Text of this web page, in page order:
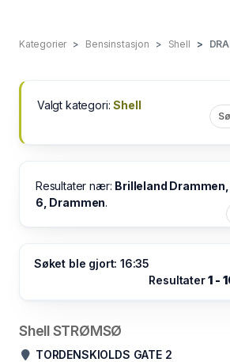
Kategorier Bensinstasjon Shell
Valgt kategori:Shell
Resultater nær: Brilleland
6, Drammen.
Søket ble gjort: 16:35
Resultater1 -
Shell STRØMSØ
TORDENSKIOLDS GATE 2